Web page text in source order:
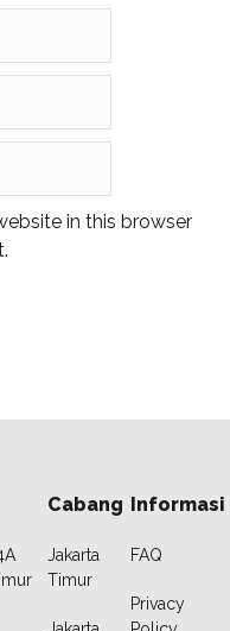
in this browser
Cabang
Jakarta
Timur
Informasi
FAQ
Privacy